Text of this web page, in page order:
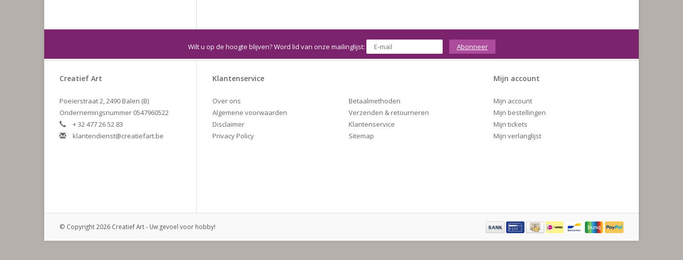
Wilt u op de hoogte blijven? Word lid van onze mailinglijst: Abonneer
Creatief Art
Poeierstraat 2, 2490 Balen (B)
Ondernemingsnummer 0547960522
+ 32 477 26 52 83
klantendienst@creatiefart.be
Klantenservice
Over ons
Algemene voorwaarden
Disclaimer
Privacy Policy
Betaalmethoden
Verzenden & retourneren
Klantenservice
Sitemap
Mijn account
Mijn account
Mijn bestellingen
Mijn tickets
Mijn verlanglijst
© Copyright 2026 Creatief Art - Uw gevoel voor hobby!